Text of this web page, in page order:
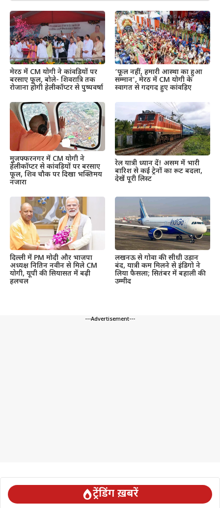
मेरठ में CM योगी ने कांवड़ियों पर
बरसाए फूल, बोले- शिवरात्रि तक
रोजाना होगी हेलीकॉप्टर से पुष्पवर्षा
‘फूल नहीं, हमारी आस्था का हुआ
सम्मान’, मेरठ में CM योगी के
स्वागत से गदगद हुए कांवड़िए
मुजफ्फरनगर में CM योगी ने
हेलीकॉप्टर से कांवड़ियों पर बरसाए
फूल, शिव चौक पर दिखा भक्तिमय
नजारा
रेल यात्री ध्यान दें! असम में भारी
बारिश से कई ट्रेनों का रूट बदला,
देखें पूरी लिस्ट
दिल्ली में PM मोदी और भाजपा
अध्यक्ष नितिन नवीन से मिले CM
योगी, यूपी की सियासत में बढ़ी
हलचल
लखनऊ से गोवा की सीधी उड़ान
बंद, यात्री कम मिलने से इंडिगो ने
लिया फैसला; सितंबर में बहाली की
उम्मीद
---Advertisement---
ट्रेंडिंग ख़बरें